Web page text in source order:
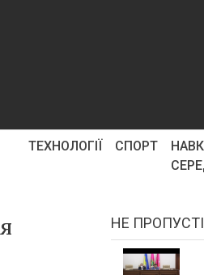
ТЕХНОЛОГІЇ СПОРТ
НЕ